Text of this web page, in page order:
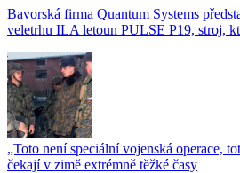
Bavorská firma Quantum Systems
veletrhu ILA letoun PULSE P19, stroj,
„Toto není speciální vojenská operace,
čekají v zimě extrémně těžké časy